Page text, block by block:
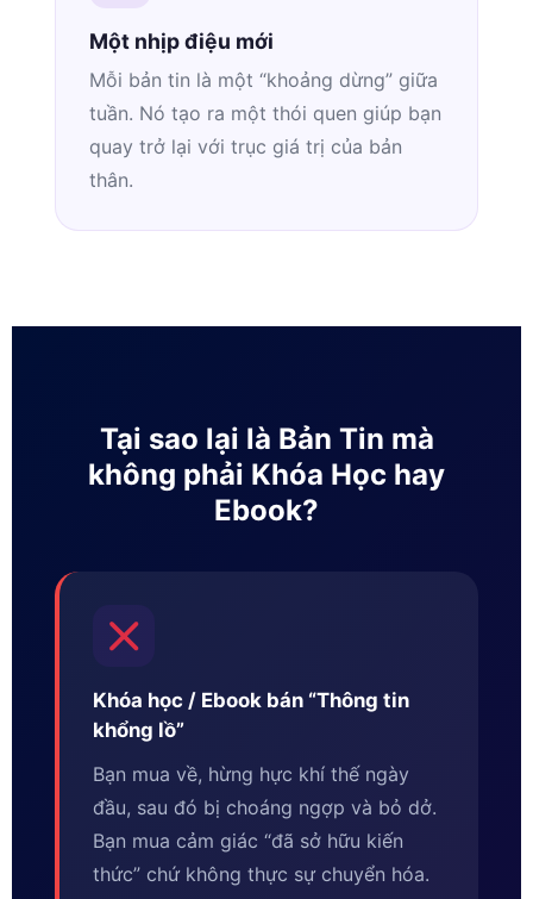
Một nhịp điệu mới
Mỗi bản tin là một “khoảng dừng” giữa
tuần. Nó tạo ra một thói quen giúp bạn
quay trở lại với trục giá trị của bản
thân.
Tại sao lại là Bản Tin mà
không phải Khóa Học hay
Ebook?
Khóa học / Ebook bán “Thông tin
khổng lồ”
Bạn mua về, hừng hực khí thế ngày
đầu, sau đó bị choáng ngợp và bỏ dở.
Bạn mua cảm giác “đã sở hữu kiến
thức” chứ không thực sự chuyển hóa.